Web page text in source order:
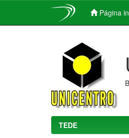
Página
TEDE